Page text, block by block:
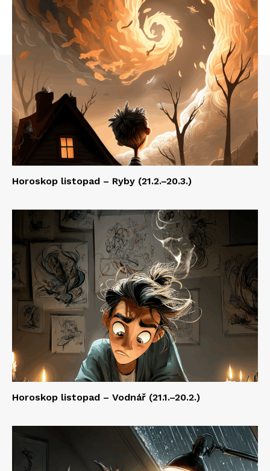
Horoskop listopad – Ryby (21.2.–20.3.)
Horoskop listopad – Vodnář (21.1.–20.2.)